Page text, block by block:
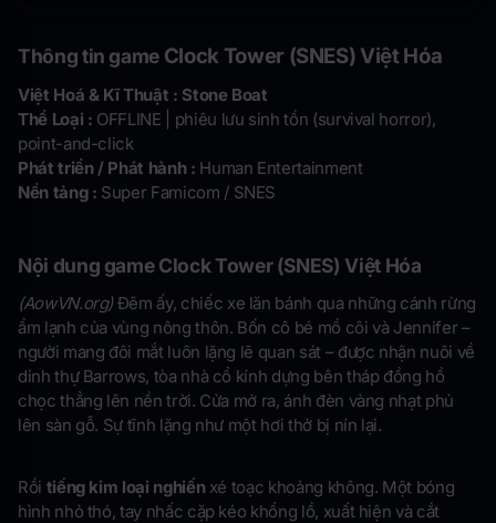
Thông tin game Clock Tower (SNES) Việt Hóa
Việt Hoá & Kĩ Thuật : Stone Boat
Thể Loại : OFFLINE | phiêu lưu sinh tồn (survival horror),
point-and-click
Phát triển / Phát hành : Human Entertainment
Nền tảng : Super Famicom / SNES
Nội dung game Clock Tower (SNES) Việt Hóa
(AowVN.org) Đêm ấy, chiếc xe lăn bánh qua những cánh rừng
ẩm lạnh của vùng nông thôn. Bốn cô bé mồ côi và Jennifer –
người mang đôi mắt luôn lặng lẽ quan sát – được nhận nuôi về
dinh thự Barrows, tòa nhà cổ kính dựng bên tháp đồng hồ
chọc thẳng lên nền trời. Cửa mở ra, ánh đèn vàng nhạt phủ
lên sàn gỗ. Sự tĩnh lặng như một hơi thở bị nín lại.
Rồi tiếng kim loại nghiếnxé toạc khoảng không. Một bóng
hình nhỏ thó, tay nhấc cặp kéo khổng lồ, xuất hiện và cắt